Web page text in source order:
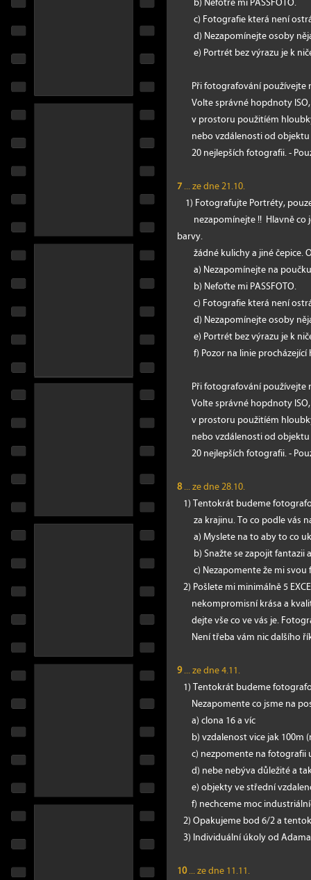
c) Fotografie která není ostrá
d) Nezapomínejte osoby
e) Portrét bez výrazu je k
Při fotografování používejte
Volte správné hopdnoty
v prostoru použitíém
nebo vzdálenosti od objektu
20 nejlepších fotografii. -
7... ze dne 21.10.
1) Fotografujte Portréty,
nezapomínejte !! Hlavně co
barvy.
žádné kulichy a jiné čepice.
a) Nezapomínejte na
b) Nefoťte mi PASSFOTO.
c) Fotografie která není ostrá
d) Nezapomínejte osoby
e) Portrét bez výrazu je k
f) Pozor na linie procházející
Při fotografování používejte
Volte správné hopdnoty
v prostoru použitíém
nebo vzdálenosti od objektu
20 nejlepších fotografii. -
8... ze dne 28.10.
1) Tentokrát budeme
za krajinu. To co podle vás
a) Myslete na to aby to co
b) Snažte se zapojit fantazii
c) Nezapomente že mi
2) Pošlete mi minimálně 5
nekompromisní krása a
dejte vše co ve vás je.
Není třeba vám nic dalšího
9... ze dne 4.11.
1) Tentokrát budeme
Nezapomente co jsme na
a) clona 16 a víc
b) vzdalenost vice jak 100m
c) nezpomente na fotografii
d) nebe nebýva důležité a
e) objekty ve střední
f) nechceme moc
2) Opakujeme bod 6/2 a
3) Individuální úkoly od
10... ze dne 11.11.